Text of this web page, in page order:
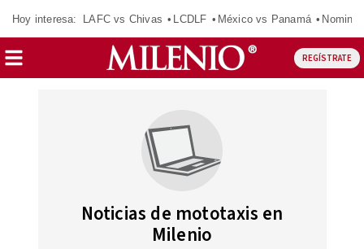
Hoy interesa: LAFC vs Chivas LCDLF México vs Panamá
REGÍSTRATE
Noticias de mototaxis en
Milenio